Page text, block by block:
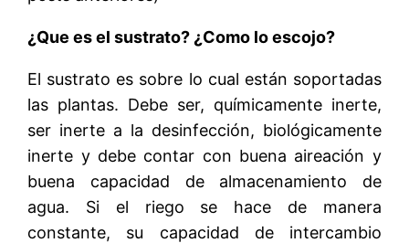
¿Que es el sustrato? ¿Como lo escojo?
El sustrato es sobre lo cual están soportadas
las plantas. Debe ser, químicamente inerte,
ser inerte a la desinfección, biológicamente
inerte y debe contar con buena aireación y
buena capacidad de almacenamiento de
agua. Si el riego se hace de manera
constante, su capacidad de intercambio